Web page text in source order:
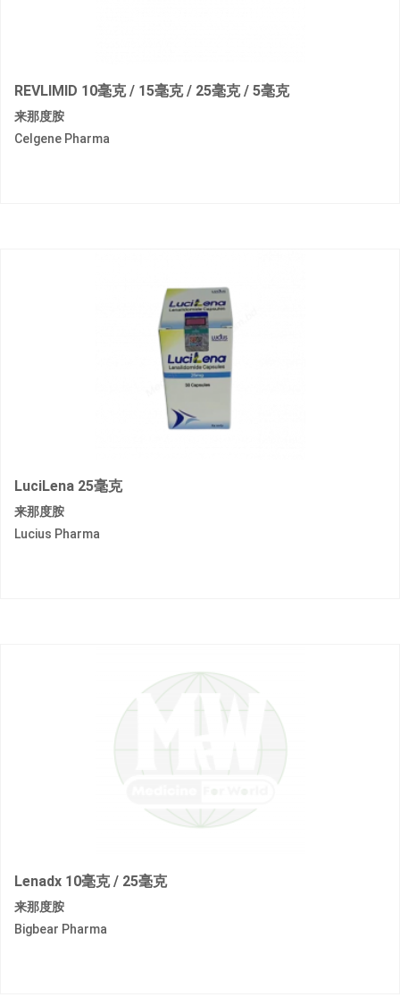
REVLIMID 10毫克 / 15毫克 / 25毫克 / 5毫克
来那度胺
Celgene Pharma
LuciLena 25毫克
来那度胺
Lucius Pharma
Lenadx 10毫克 / 25毫克
来那度胺
Bigbear Pharma